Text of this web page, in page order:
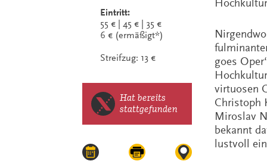
Eintritt:
55 € | 45 € | 35 €
6 € (ermäßigt*)
Streifzug: 13 €
Hat bereits
stattgefunden
goes
virtuosen
Christoph
Miroslav
bekannt
lustvoll